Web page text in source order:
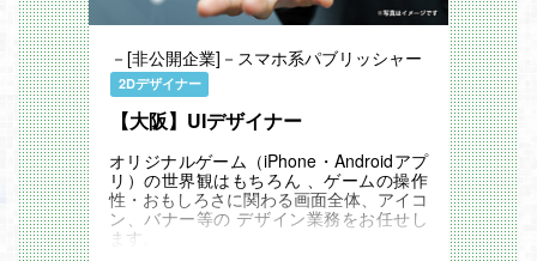
◆業務内容
・衣装やアイテムの制作
・アセットの実装
＜月のアサイン目安＞※状況により変動あ
り
・3DアイテムFB業務：5～6点
・Unity組み込み業務：3～4点
応募要件
◆必須のスキル／経験
・ゲーム業界・CG映像業界で5年以上を
目安にMaya/Photoshopを使用したハイポ
－[非公開企業]－スマホ系パブリッシャー
2Dデザイナー
【大阪】UIデザイナー
オリジナルゲーム（iPhone・Androidアプ
リ）の世界観はもちろん 、ゲームの操作
性・おもしろさに関わる画面全体、アイコ
ン、バナー等の デザイン業務をお任せし
ます。